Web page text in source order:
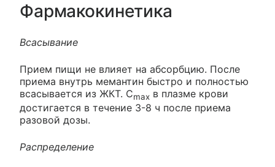
Фармакокинетика
Всасывание
Прием пищи не влияет на абсорбцию. После
приема внутрь мемантин быстро и полностью
всасывается из ЖКТ. Cmax в плазме крови
достигается в течение 3-8 ч после приема
разовой дозы.
Распределение